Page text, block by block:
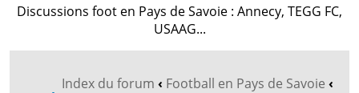
Discussions foot en Pays de Savoie : Annecy, TEGG FC,
USAAG...
Index du forum ‹ Football en Pays de Savoie ‹